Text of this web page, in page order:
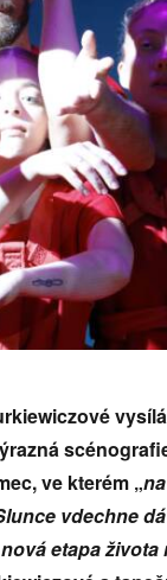
ve kterém „
vdechne
etapa života